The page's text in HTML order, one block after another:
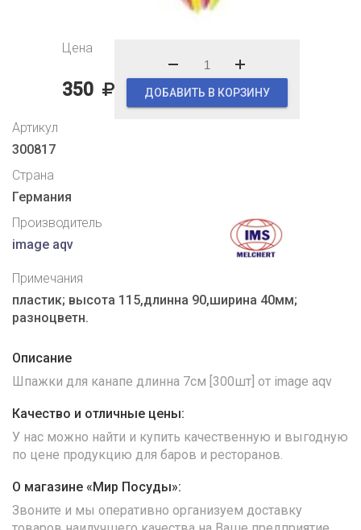
Цена
350 ДОБАВИТЬ В КОРЗИНУ
Артикул
300817
Страна
Германия
Производитель
image aqv
Примечания
пластик; высота 115,длинна 90,ширина 40мм;
разноцветн.
Описание
Шпажки для канапе длинна 7см [300шт] от image aqv
Качество и отличные цены:
У нас можно найти и купить качественную и выгодную
по цене продукцию для баров и ресторанов.
О магазине «Мир Посуды»:
Звоните и мы оперативно организуем доставку